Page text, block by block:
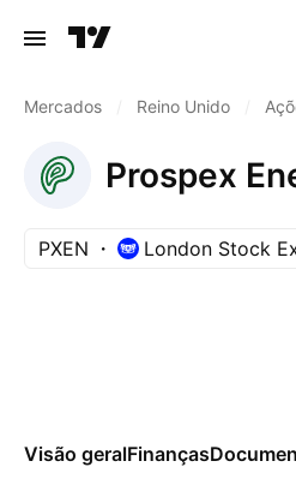
Mercados Reino Unido
Prospex
PXEN London Stock
Visão geralFinanças